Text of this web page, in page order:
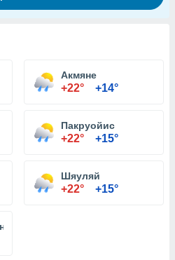
Акмяне
+22° +14°
Пакруойис
+22° +15°
Шяуляй
+22° +15°